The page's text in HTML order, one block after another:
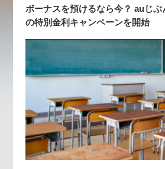
ボーナスを預けるなら今？ auじぶ
の特別金利キャンペーンを開始